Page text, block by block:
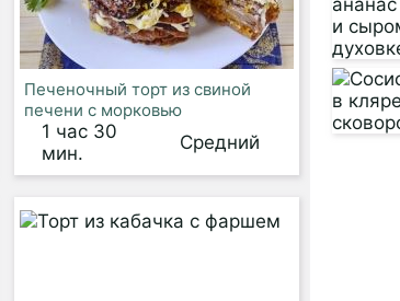
Печеночный торт из свиной
печени с морковью
1 час 30
мин.
Средний